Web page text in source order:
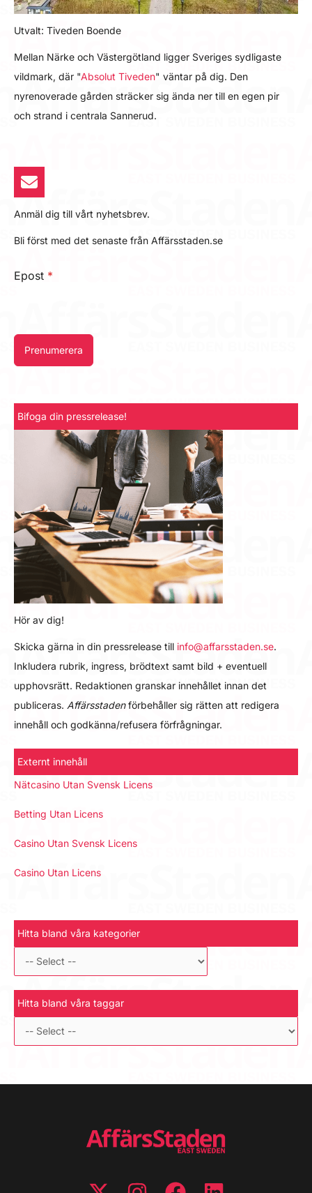
Utvalt: Tiveden Boende
Mellan Närke och Västergötland ligger Sveriges sydligaste
vildmark, där "Absolut Tiveden" väntar på dig. Den
nyrenoverade gården sträcker sig ända ner till en egen pir
och strand i centrala Sannerud.
Anmäl dig till vårt nyhetsbrev.
Bli först med det senaste från Affärsstaden.se
Epost *
Prenumerera
Bifoga din pressrelease!
Hör av dig!
Skicka gärna in din pressrelease till info@affarsstaden.se.
Inkludera rubrik, ingress, brödtext samt bild + eventuell
upphovsrätt. Redaktionen granskar innehållet innan det
publiceras. Affärsstadenförbehåller sig rätten att redigera
innehåll och godkänna/refusera förfrågningar.
Externt innehåll
Nätcasino Utan Svensk Licens
Betting Utan Licens
Casino Utan Svensk Licens
Casino Utan Licens
Hitta bland våra kategorier
Hitta bland våra taggar